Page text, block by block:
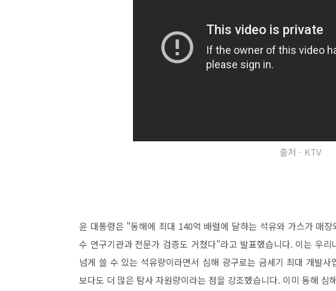
출처 - KTV
윤 대통령은 "동해에 최대 140억 배럴에 달하는 석유와 가스가 매
수 연구기관과 전문가 검증도 거쳤다"라고 발표했습니다. 이는 우
넘게 쓸 수 있는 석유량이라면서 심해 광구로는 금세기 최대 개발
보다도 더 많은 탐사 자원량이라는 점을 강조했습니다. 이미 동해